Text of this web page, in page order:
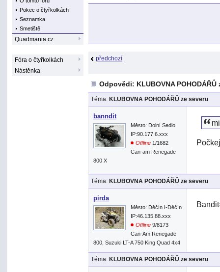
Pokec o čtyřkolkách
Seznamka
Smetiště
Quadmania.cz
Fóra o čtyřkolkách
Nástěnka
Pro
předchozí
Odpovědi: KLUBOVNA POHODÁŘŮ
Téma: KLUBOVNA POHODÁŘŮ ze severu
banndit
Město: Dolní Sedlo
IP:90.177.6.xxx
Offline 1/1682
Can-am Renegade
800 X
Téma: KLUBOVNA POHODÁŘŮ ze severu
pirda
Město: Děčín I-Děčín
IP:46.135.88.xxx
Offline 9/8173
Can-Am Renegade
800, Suzuki LT-A 750 King Quad 4x4
Téma: KLUBOVNA POHODÁŘŮ ze severu